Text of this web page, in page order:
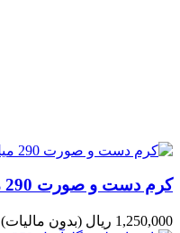
کرم دست و صورت 290 میل پاشا
1,250,000 ریال (بدون مالیات)